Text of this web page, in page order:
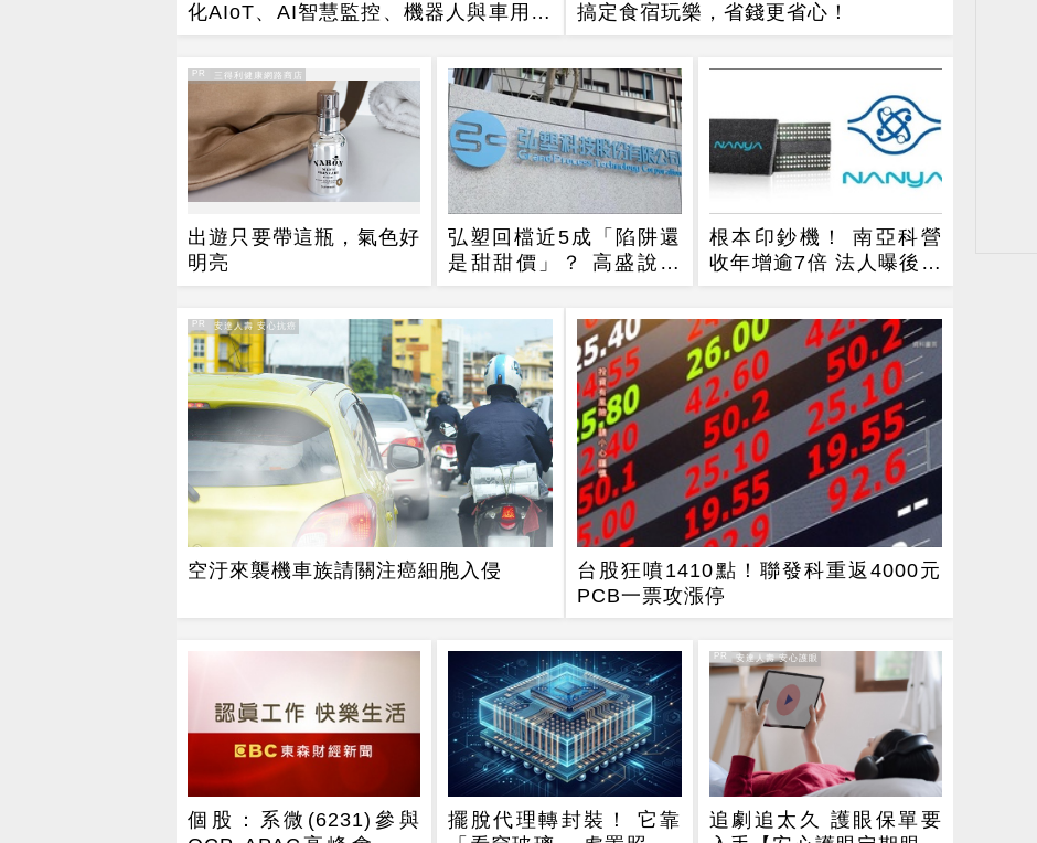
化AIoT、AI智慧監控、機器人與車用佈
局
搞定食宿玩樂，省錢更省心！
PR
出遊只要帶這瓶，氣色好
明亮
PR・三得利健康網路商店
弘塑回檔近5成「陷阱還
是甜甜價」？ 高盛說話
了
根本印鈔機！ 南亞科營
收年增逾7倍 法人曝後市
觀察4指標
PR
空汙來襲機車族請關注癌細胞入侵
PR・安達人壽 安心抗癌
台股狂噴1410點！聯發科重返4000元
PCB一票攻漲停
個股：系微(6231)參與
擺脫代理轉封裝！ 它靠
PR
追劇追太久 護眼保單要
PR・安達人壽 安心護眼